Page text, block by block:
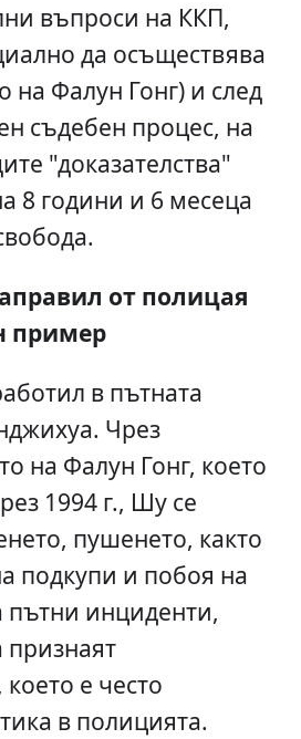
въпроси на ККП,
да осъществява
на Фалун Гонг) и след
съдебен процес, на
"доказателства"
8 години и 6 месеца
от полицая
пример
в пътната
Чрез
на Фалун Гонг, което
1994 г., Шу се
пушенето, както
подкупи и побоя на
инциденти,
признаят
е често
в полицията.